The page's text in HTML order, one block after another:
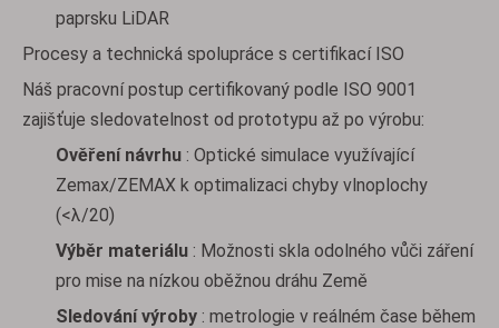
paprsku LiDAR
Procesy a technická spolupráce s certifikací ISO
Náš pracovní postup certifikovaný podle ISO 9001
zajišťuje sledovatelnost od prototypu až po výrobu:
Ověření návrhu : Optické simulace využívající
Zemax/ZEMAX k optimalizaci chyby vlnoplochy
(<λ/20)
Výběr materiálu : Možnosti skla odolného vůči záření
pro mise na nízkou oběžnou dráhu Země
Sledování výroby : metrologie v reálném čase během